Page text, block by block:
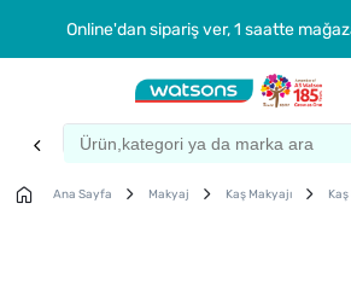
Online'dan sipariş ver, 1 saatte
Ana Sayfa Makyaj Kaş Makyajı